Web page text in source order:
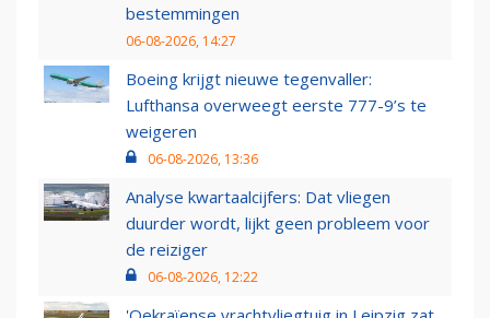
bestemmingen
06-08-2026, 14:27
Boeing krijgt nieuwe tegenvaller:
Lufthansa overweegt eerste 777-9’s te
weigeren
06-08-2026, 13:36
Analyse kwartaalcijfers: Dat vliegen
duurder wordt, lijkt geen probleem voor
de reiziger
06-08-2026, 12:22